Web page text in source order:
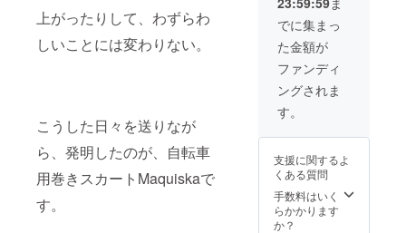
上がったりして、わずらわ
しいことには変わりない。
こうした日々を送りなが
ら、発明したのが、自転車
用巻きスカートMaquiskaで
す。
約全体
の数量
によっ
ては、
発送が
遅くな
る可能
す。 ま
際情勢
や運送
状況、
その他
の事情
でに集まっ
た金額が
ファンディ
ングされま
す。
支援に関するよ
くある質問
手数料はいく
らかかります
か？